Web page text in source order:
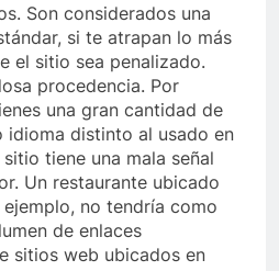
Son considerados una
si te atrapan lo más
el sitio sea penalizado.
procedencia. Por
una gran cantidad de
idioma distinto al usado en
tiene una mala señal
Un restaurante ubicado
ejemplo, no tendría como
de enlaces
sitios web ubicados en